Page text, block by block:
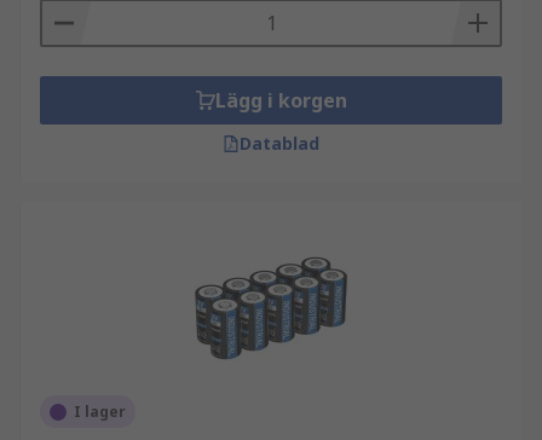
Lägg i korgen
Datablad
I lager